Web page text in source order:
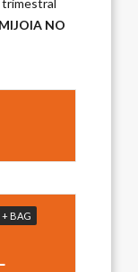
trimestral
NO
+ BAG